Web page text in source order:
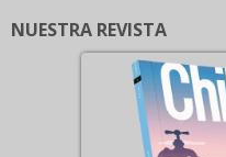
NUESTRA REVISTA